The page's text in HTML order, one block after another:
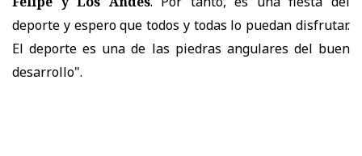
deporte y espero que todos y todas lo puedan disfrutar.
El deporte es una de las piedras angulares del buen
desarrollo".